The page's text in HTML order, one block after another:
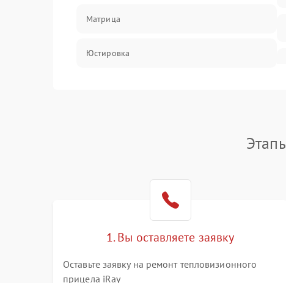
Матрица
Юстировка
1. Вы оставляете заявку
Оставьте заявку на ремонт тепловизионного
прицела iRay